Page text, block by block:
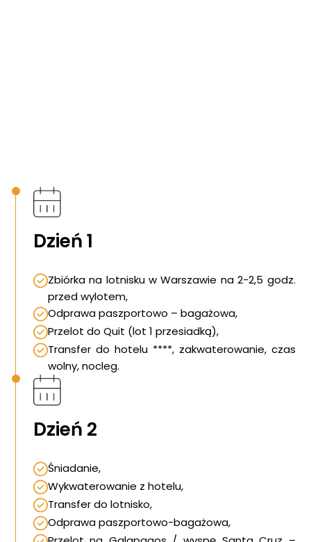
Dzień 1
Zbiórka na lotnisku w Warszawie na 2-2,5 godz.
przed wylotem,
Odprawa paszportowo – bagażowa,
Przelot do Quit (lot 1 przesiadką),
Transfer do hotelu ****, zakwaterowanie, czas
wolny, nocleg.
Dzień 2
Śniadanie,
Wykwaterowanie z hotelu,
Transfer do lotnisko,
Odprawa paszportowo-bagażowa,